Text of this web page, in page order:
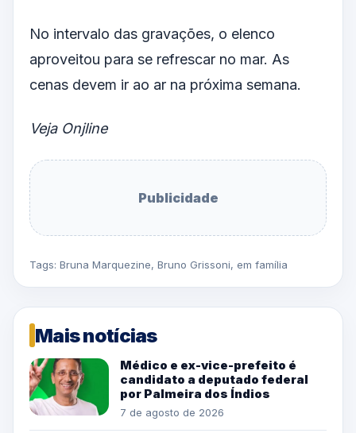
No intervalo das gravações, o elenco
aproveitou para se refrescar no mar. As
cenas devem ir ao ar na próxima semana.
Veja Onjline
Publicidade
Tags: Bruna Marquezine, Bruno Grissoni, em família
Mais notícias
Médico e ex-vice-prefeito é
candidato a deputado federal
por Palmeira dos Índios
7 de agosto de 2026